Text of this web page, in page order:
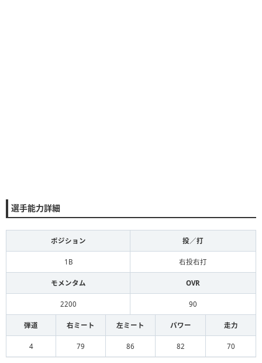
選手能力詳細
ポジション 投／打
1B 右投右打
モメンタム OVR
2200 90
弾道 右ミート 左ミート パワー 走力
4 79 86 82 70